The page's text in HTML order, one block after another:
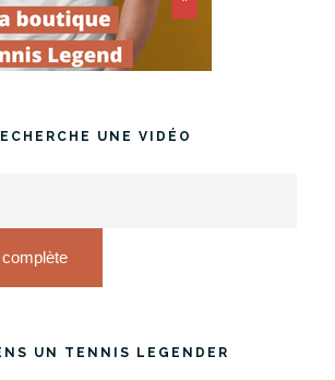
UNE VIDÉO
UN TENNIS LEGENDER